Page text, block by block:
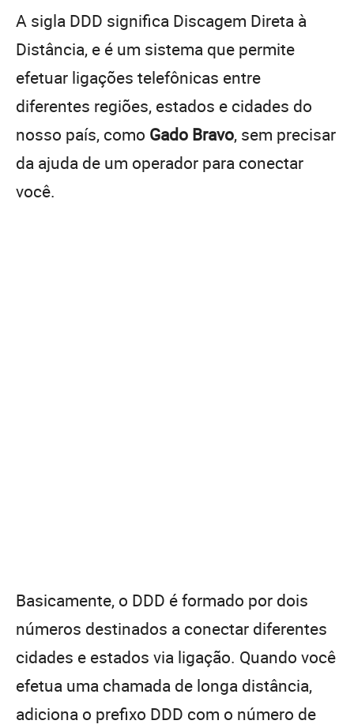
A sigla DDD significa Discagem Direta à
Distância, e é um sistema que permite
efetuar ligações telefônicas entre
diferentes regiões, estados e cidades do
nosso país, como Gado Bravo, sem precisar
da ajuda de um operador para conectar
você.
Basicamente, o DDD é formado por dois
números destinados a conectar diferentes
cidades e estados via ligação. Quando você
efetua uma chamada de longa distância,
adiciona o prefixo DDD com o número de